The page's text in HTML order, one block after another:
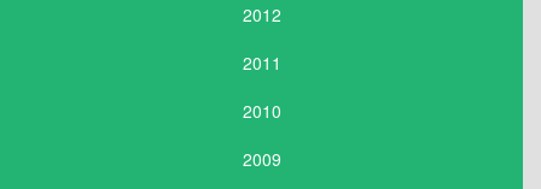
2012
2011
2010
2009